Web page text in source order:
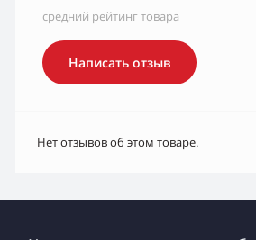
средний рейтинг товара
Написать отзыв
Нет отзывов об этом товаре.